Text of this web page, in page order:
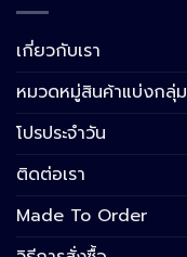
เกี่ยวกับเรา
หมวดหมู่สินค้าแบ่งกลุ่ม
โปรประจำวัน
ติดต่อเรา
Made To Order